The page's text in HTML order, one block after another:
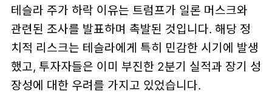
테슬라 주가 하락 이유는 트럼프가 일론 머스크와
관련된 조사를 발표하며 촉발된 것입니다. 해당 정
치적 리스크는 테슬라에게 특히 민감한 시기에 발생
했고, 투자자들은 이미 부진한 2분기 실적과 장기 성
장성에 대한 우려를 가지고 있었습니다.